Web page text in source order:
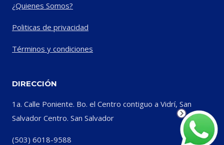
¿Quienes Somos?
Politicas de privacidad
Términos y condiciones
DIRECCIÓN
1a. Calle Poniente. Bo. el Centro contiguo a Vidrí, San
Salvador Centro. San Salvador
(503) 6018-9588